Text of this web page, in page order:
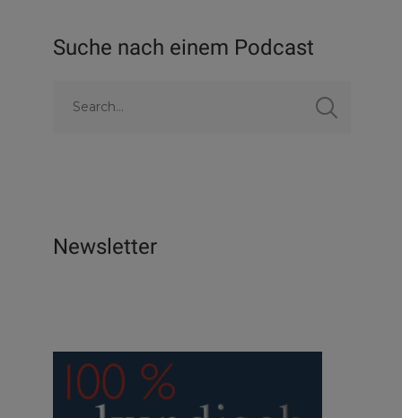
Suche nach einem Podcast
Newsletter